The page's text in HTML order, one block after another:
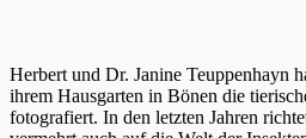
Herbert und Dr. Janine Teuppenhayn
ihrem Hausgarten in Bönen die
fotografiert. In den letzten Jahren